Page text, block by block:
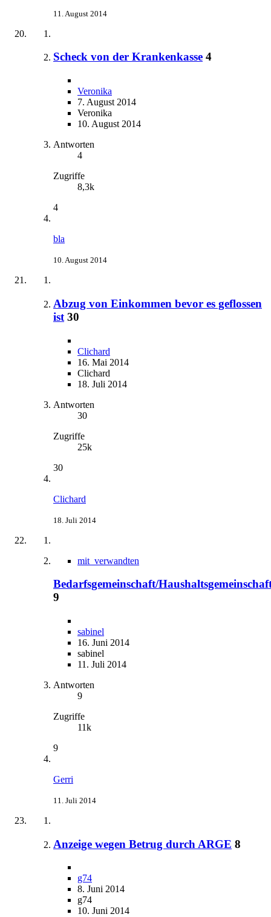
11. August 2014
Scheck von der Krankenkasse 4
Veronika
7. August 2014
Veronika
10. August 2014
Antworten
4
Zugriffe
8,3k
4
bla
10. August 2014
Abzug von Einkommen bevor es geflossen
ist 30
Clichard
16. Mai 2014
Clichard
18. Juli 2014
Antworten
30
Zugriffe
25k
30
Clichard
18. Juli 2014
mit_verwandten
Bedarfsgemeinschaft/
9
sabinel
16. Juni 2014
sabinel
11. Juli 2014
Antworten
9
Zugriffe
11k
9
Gerri
11. Juli 2014
Anzeige wegen Betrug durch ARGE 8
g74
8. Juni 2014
g74
10. Juni 2014